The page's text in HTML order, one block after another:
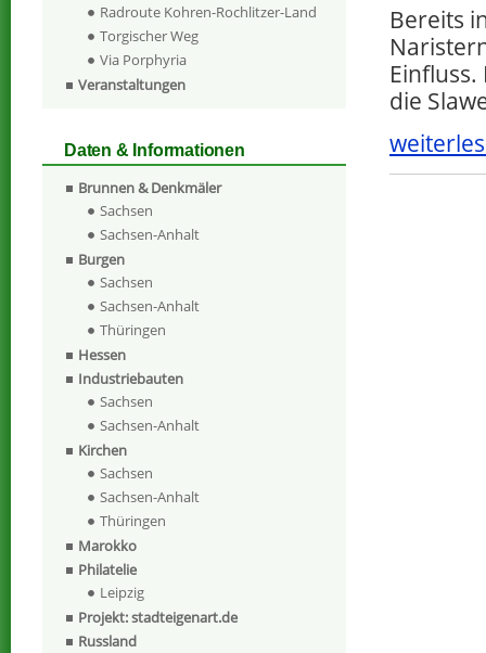
Bereits
die
Radroute Kohren-Rochlitzer-Land
Torgischer Weg
Via Porphyria
Veranstaltungen
Daten & Informationen
Brunnen & Denkmäler
Sachsen
Sachsen-Anhalt
Burgen
Sachsen
Sachsen-Anhalt
Thüringen
Hessen
Industriebauten
Sachsen
Sachsen-Anhalt
Kirchen
Sachsen
Sachsen-Anhalt
Thüringen
Marokko
Philatelie
Leipzig
Projekt: stadteigenart.de
Russland